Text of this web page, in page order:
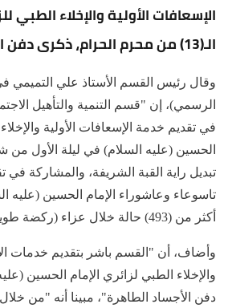
الإسعافات الأولية والإخلاء الطبي
الـ(13) من محرم الحرام، ذكرى دفن الأجساد الطاهرة.
وقال رئيس القسم الأستاذ علي التميمي
الرسمي)، إن "قسم التنمية والتأهيل
في تقديم خدمة الإسعافات الأولية
الحسين (عليه السلام) في ليلة الأول من
تبديل راية القبة الشريفة، والمشاركة
تاسوعاء وعاشوراء الإمام الحسين (عليه
أكثر من (493) حالة خلال عزاء (ركضة طويريج) الخالدة".
وأضاف، أن "القسم باشر بتقديم خدمات
والإخلاء الطبي لزائري الإمام الحسين
دفن الأجساد الطاهرة"، مبينا أنه "من